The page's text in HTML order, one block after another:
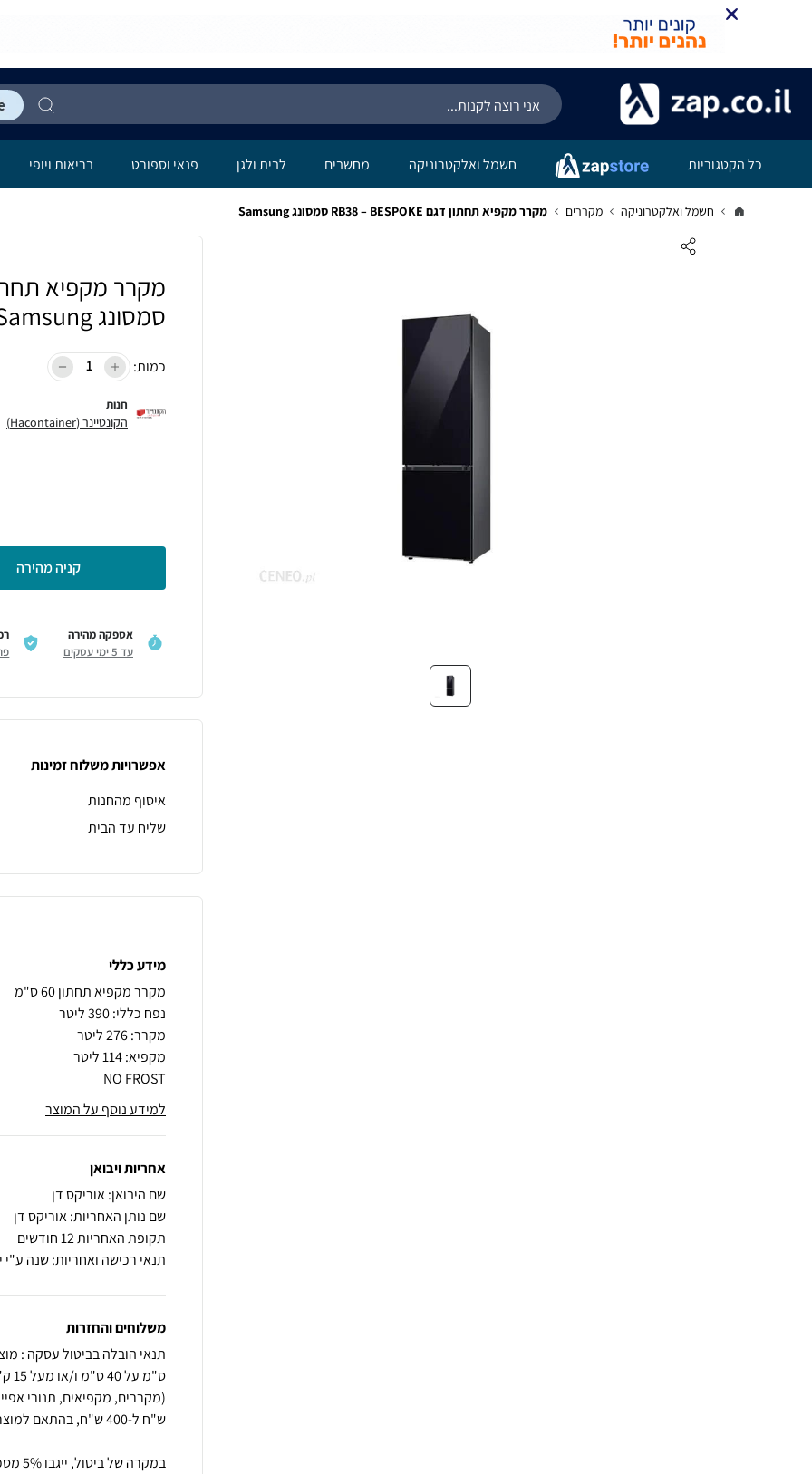
כל הקטגוריות חשמל ואלקטרוניקה מחשבים לבית ולגן פנאי וספורט בריאות ויופי
חשמל ואלקטרוניקה מקררים מקרר מקפיא תחתון דגם RB38 – BESPOKE סמסונג Samsung
סמסונג Samsung
כמות:
חנות
הקונטיינר (Hacontainer)
קניה מהירה
אספקה מהירה
עד 5 ימי עסקים
אפשרויות משלוח זמינות
איסוף מהחנות
שליח עד הבית
מידע כללי
NO FROST
למידע נוסף על המוצר
אחריות ויבואן
שם היבואן: אוריקס דן
שם נותן האחריות: אוריקס דן
תקופת האחריות 12 חודשים
תנאי רכישה ואחריות: שנה ע"י
משלוחים והחזרות